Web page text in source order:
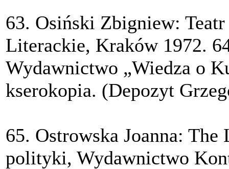
63. Osiński Zbigniew:
Literackie, Kraków 1972.
Wydawnictwo „Wiedza o
kserokopia. (Depozyt
65. Ostrowska Joanna:
polityki, Wydawnictwo